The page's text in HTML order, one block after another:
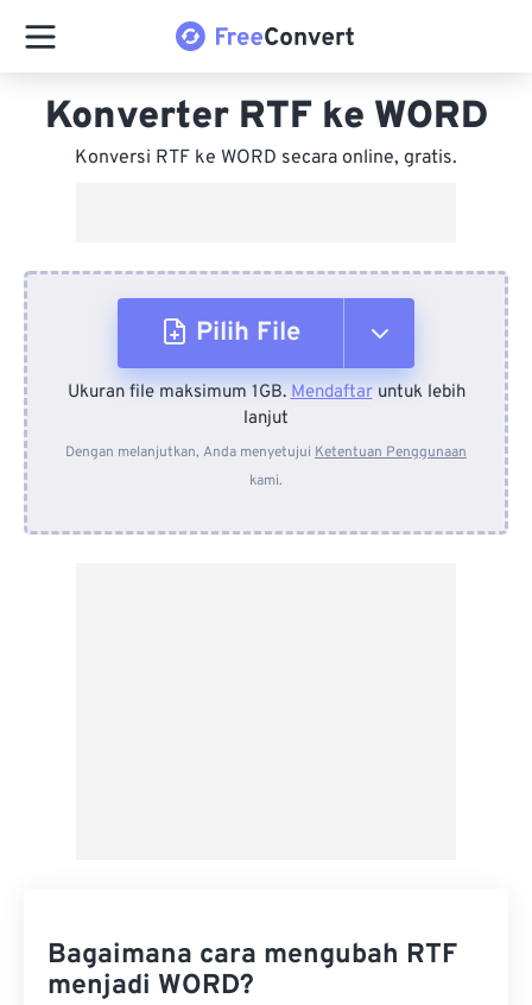
Konverter RTF ke WORD
Konversi RTF ke WORD secara online, gratis.
Pilih File
Dari Perangkat
Dari Dropbox
Ukuran file maksimum 1GB.Mendaftaruntuk lebih
lanjut
Dengan melanjutkan, Anda menyetujui Ketentuan Penggunaan
kami.
Bagaimana cara mengubah RTF
menjadi WORD?